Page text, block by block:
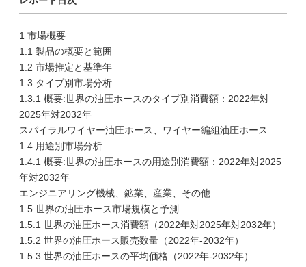
1 市場概要
1.1 製品の概要と範囲
1.2 市場推定と基準年
1.3 タイプ別市場分析
1.3.1 概要:世界の油圧ホースのタイプ別消費額：2022年対
2025年対2032年
スパイラルワイヤー油圧ホース、ワイヤー編組油圧ホース
1.4 用途別市場分析
1.4.1 概要:世界の油圧ホースの用途別消費額：2022年対2025
年対2032年
エンジニアリング機械、鉱業、産業、その他
1.5 世界の油圧ホース市場規模と予測
1.5.1 世界の油圧ホース消費額（2022年対2025年対2032年）
1.5.2 世界の油圧ホース販売数量（2022年-2032年）
1.5.3 世界の油圧ホースの平均価格（2022年-2032年）